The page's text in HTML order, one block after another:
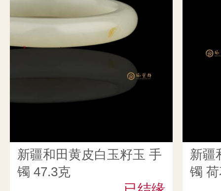
新疆和田黄皮白玉籽玉 手
镯 47.3克
新疆
镯